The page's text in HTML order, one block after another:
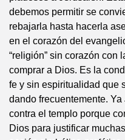
debemos permitir se
rebajarla hasta hacerla
en el corazón del
“religión” sin corazón con
comprar a Dios. Es la
fe y sin espiritualidad que
dando frecuentemente.
contra el templo porque
Dios para justificar